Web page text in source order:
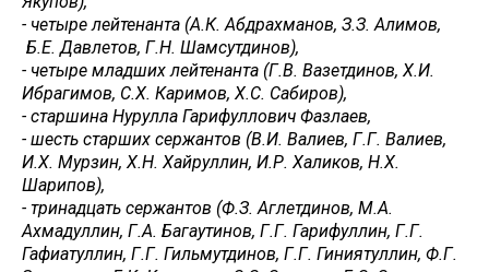
- четыре лейтенанта (А.К. Абдрахманов, З.З. Алимов,
Б.Е. Давлетов, Г.Н. Шамсутдинов),
- четыре младших лейтенанта (Г.В. Вазетдинов, Х.И.
Ибрагимов, С.Х. Каримов, Х.С. Сабиров),
- старшина Нурулла Гарифуллович Фазлаев,
- шесть старших сержантов (В.И. Валиев, Г.Г. Валиев,
И.Х. Мурзин, Х.Н. Хайруллин, И.Р. Халиков, Н.Х.
Шарипов),
- тринадцать сержантов (Ф.З. Аглетдинов, М.А.
Ахмадуллин, Г.А. Багаутинов, Г.Г. Гарифуллин, Г.Г.
Гафиатуллин, Г.Г. Гильмутдинов, Г.Г. Гиниятуллин, Ф.Г.